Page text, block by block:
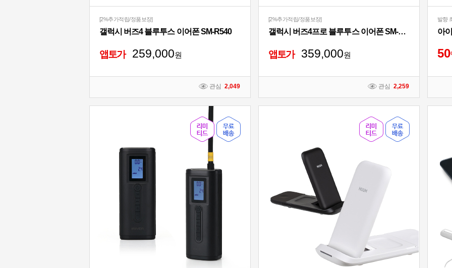
관심 2,049
[2%추가적립/정품보장]
갤럭시 버즈4 블루투스 이어폰 SM-R540
앱토가 259,000원
관심 2,259
[2%추가적립/정품보장]
갤럭시 버즈4프로 블루투스 이어폰 SM-R640
앱토가 359,000원
발향
아
50